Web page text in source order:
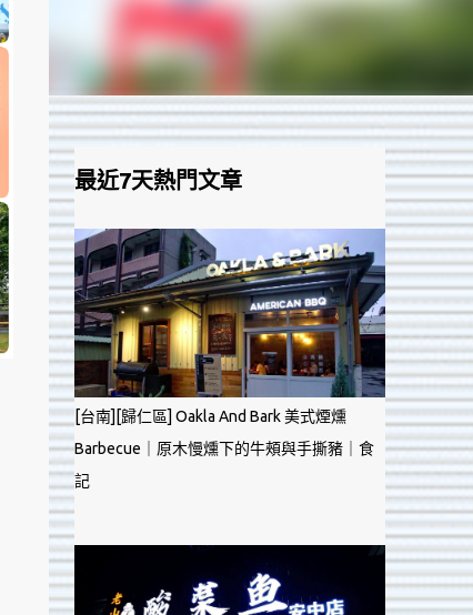
最近7天熱門文章
[台南][歸仁區] Oakla And Bark 美式煙燻
Barbecue｜原木慢燻下的牛頰與手撕豬｜食
記